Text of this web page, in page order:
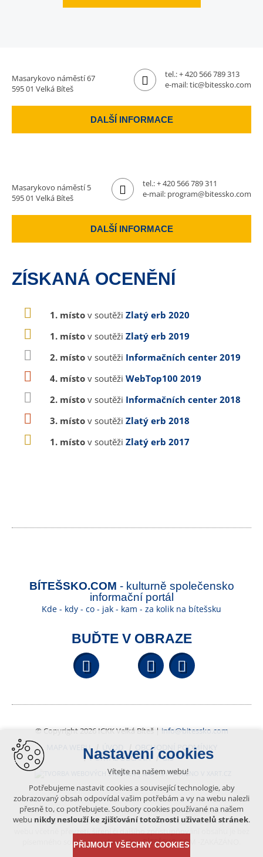
Masarykovo náměstí 67
595 01 Velká Bíteš
tel.:+ 420 566 789 313
e-mail:tic@bitessko.com
DALŠÍ INFORMACE
Masarykovo náměstí 5
595 01 Velká Bíteš
tel.:+ 420 566 789 311
e-mail: program@bitessko.com
DALŠÍ INFORMACE
ZÍSKANÁ OCENĚNÍ
1. místo v soutěži Zlatý erb 2020
1. místo v soutěži Zlatý erb 2019
2. místo v soutěži Informačních center 2019
4. místo v soutěži WebTop100 2019
2. místo v soutěži Informačních center 2018
3. místo v soutěži Zlatý erb 2018
1. místo v soutěži Zlatý erb 2017
BÍTEŠSKO.COM - kulturně společensko
informační portál
Kde - kdy - co - jak - kam - za kolik na bítešsku
BUĎTE V OBRAZE
Facebook YouTube
© Copyright 2026 ICKK Velká Bíteš | info@bitessko.com
MAPA WEBU
ÚVOD
OBCHODNÍ PODMÍNKY
PORTÁL OBČANA
GIS
VYTVOŘENO V XART.CZ
Obsah tohoto portálu je chráněn autorským právem, které
vykonává vydavatel. Jakékoliv užití článků a fotografií z této podoby
písemného souhlasu vydavatele – BÍTEŠSKO.COM -ZAKÁZÁNO.
Nastavení cookies
Vítejte na našem webu!
Potřebujeme nastavit cookies a související technologie, aby
zobrazovaný obsah odpovídal vašim potřebám a vy na webu nalezli
přesně to, co potřebujete. Soubory cookies používané na našem
webu nikdy neslouží ke zjišťování totožnosti uživatelů stránek.
PŘIJMOUT VŠECHNY COOKIES